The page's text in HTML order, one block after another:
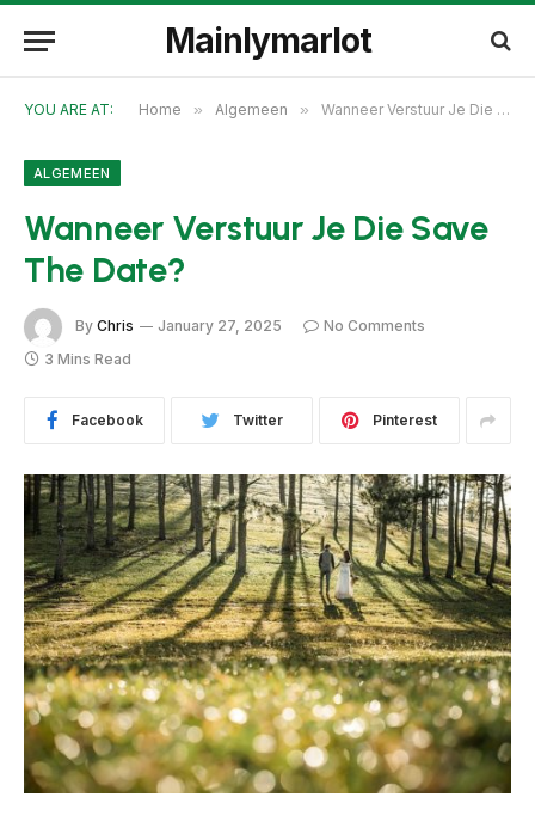
Mainlymarlot
YOU ARE AT: Home » Algemeen » Wanneer Verstuur Je Die Save The Date?
ALGEMEEN
Wanneer Verstuur Je Die Save
The Date?
By Chris January 27, 2025
No Comments
3 Mins Read
Facebook Twitter Pinterest